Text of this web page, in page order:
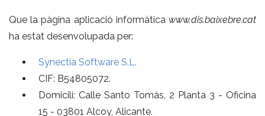
Que la pàgina aplicació informàtica www.dis.baixebre.cat
ha estat desenvolupada per:
Synectia Software S.L.
CIF: B54805072.
Domicili: Calle Santo Tomás, 2 Planta 3 - Oficina
15 - 03801 Alcoy, Alicante.